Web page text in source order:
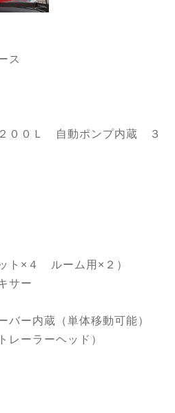
ース
００Ｌ 自動ポンプ内蔵 ３
ト×４ ルーム用×２）
キサー
バー内蔵（単体移動可能）
レーラーヘッド）